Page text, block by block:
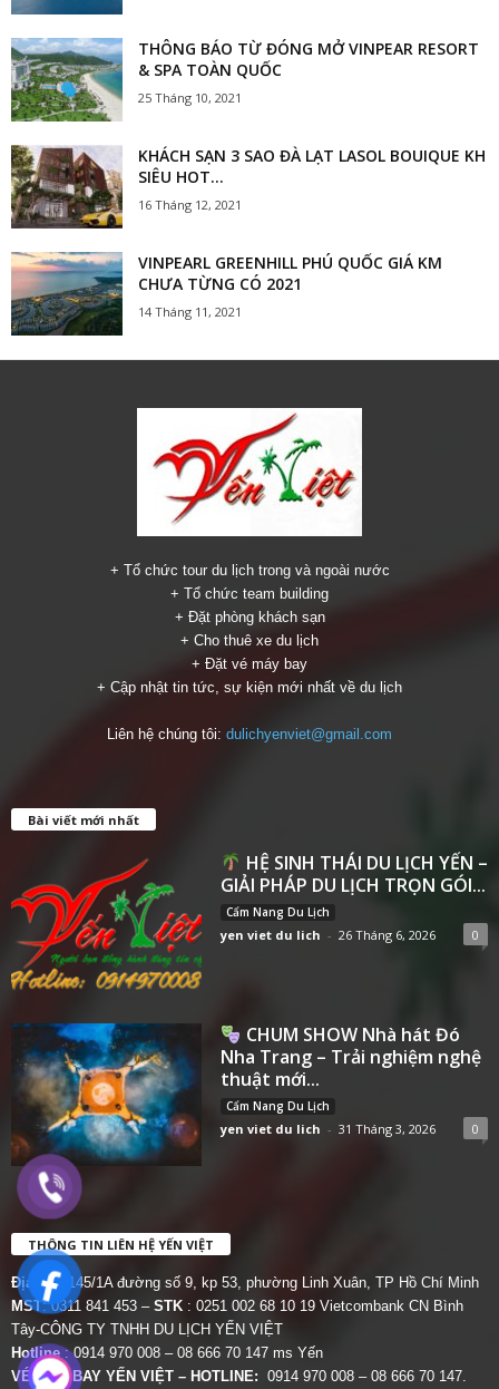
THÔNG BÁO TỪ ĐÓNG MỞ VINPEAR RESORT
& SPA TOÀN QUỐC
25 Tháng 10, 2021
KHÁCH SẠN 3 SAO ĐÀ LẠT LASOL BOUIQUE KH
SIÊU HOT...
16 Tháng 12, 2021
VINPEARL GREENHILL PHÚ QUỐC GIÁ KM
CHƯA TỪNG CÓ 2021
14 Tháng 11, 2021
+ Tổ chức tour du lịch trong và ngoài nước
+ Tổ chức team building
+ Đặt phòng khách sạn
+ Cho thuê xe du lịch
+ Đặt vé máy bay
+ Cập nhật tin tức, sự kiện mới nhất về du lịch
Liên hệ chúng tôi: dulichyenviet@gmail.com
Bài viết mới nhất
HỆ SINH THÁI DU LỊCH YẾN –
GIẢI PHÁP DU LỊCH TRỌN GÓI...
Cẩm Nang Du Lịch
yen viet du lich - 26 Tháng 6, 2026 0
CHUM SHOW Nhà hát Đó
Nha Trang – Trải nghiệm nghệ
thuật mới...
Cẩm Nang Du Lịch
yen viet du lich - 31 Tháng 3, 2026 0
THÔNG TIN LIÊN HỆ YẾN VIỆT
Địa chỉ: 145/1A đường số 9, kp 53, phường Linh Xuân, TP Hồ Chí Minh
MST: 0311 841 453 – STK : 0251 002 68 10 19 Vietcombank CN Bình
Tây-CÔNG TY TNHH DU LỊCH YẾN VIỆT
Hotline: 0914 970 008 – 08 666 70 147 ms Yến
VÉ MÁY BAY YẾN VIỆT – HOTLINE: 0914 970 008 – 08 666 70 147.